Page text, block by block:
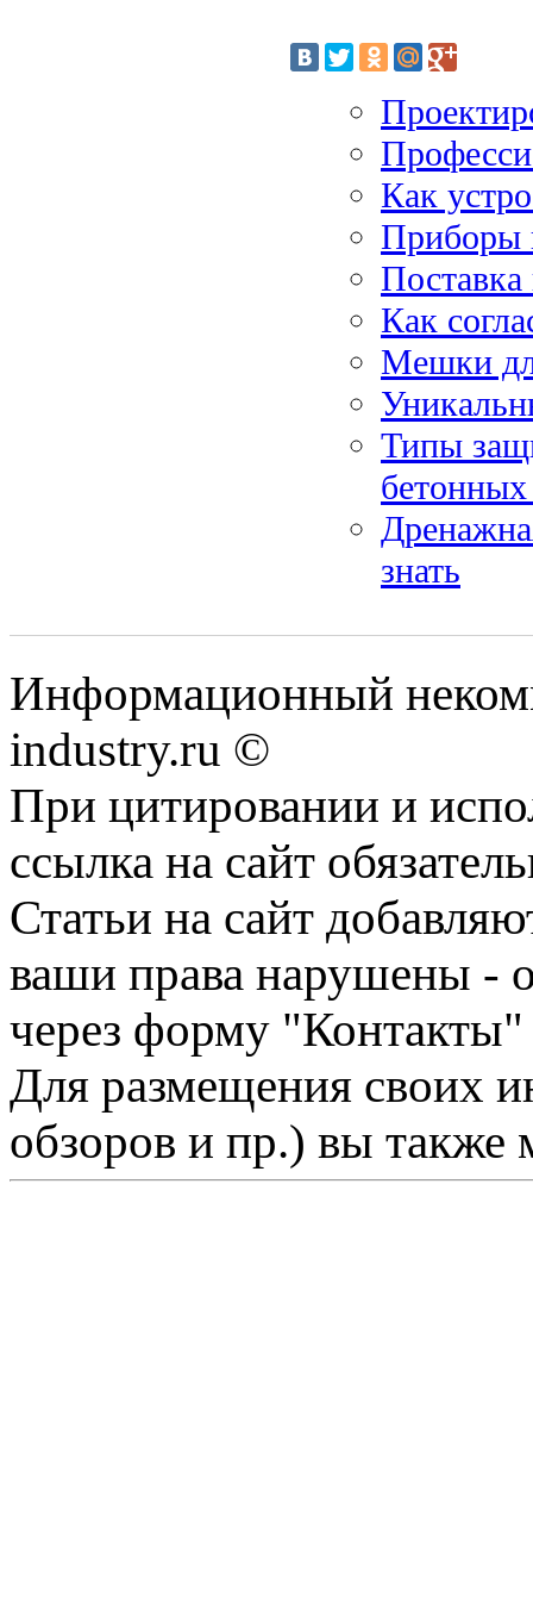
Как
Приборы
Как
Мешки
Типы
знать
Информационный
industry.ru ©
При цитировании и
ссылка на сайт
Статьи на сайт
ваши права нарушены -
через форму "Контакты"
Для размещения своих
обзоров и пр.) вы также